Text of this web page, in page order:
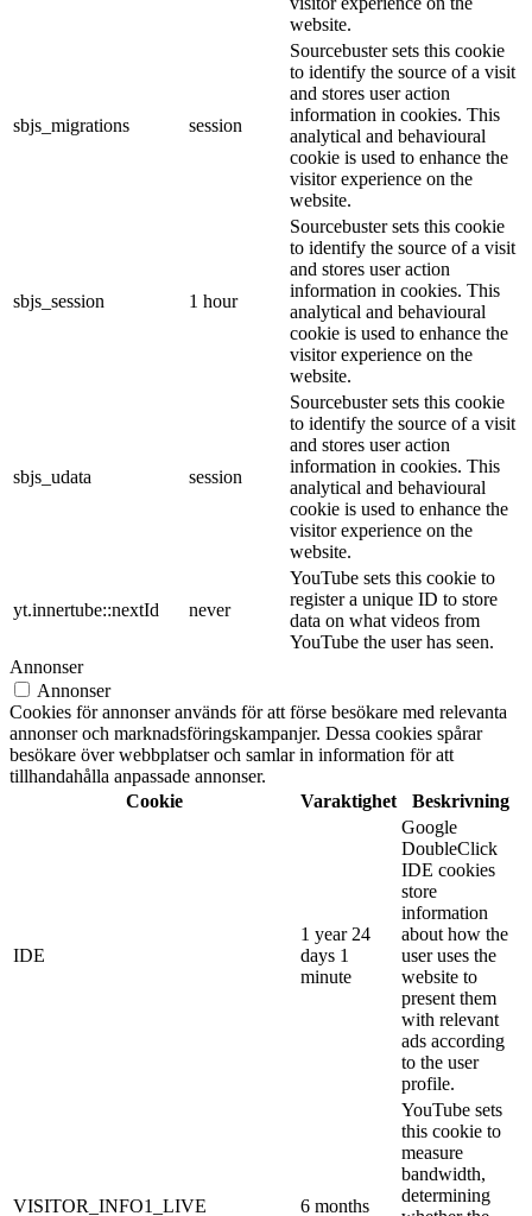
website.
sbjs_migrations session
Sourcebuster sets this cookie
to identify the source of a visit
and stores user action
information in cookies. This
analytical and behavioural
cookie is used to enhance the
visitor experience on the
website.
sbjs_session 1 hour
Sourcebuster sets this cookie
to identify the source of a visit
and stores user action
information in cookies. This
analytical and behavioural
cookie is used to enhance the
visitor experience on the
website.
sbjs_udata session
Sourcebuster sets this cookie
to identify the source of a visit
and stores user action
information in cookies. This
analytical and behavioural
cookie is used to enhance the
visitor experience on the
website.
yt.innertube::nextId never
YouTube sets this cookie to
register a unique ID to store
data on what videos from
YouTube the user has seen.
Annonser
Annonser
Cookies för annonser används för att förse besökare med relevanta
annonser och marknadsföringskampanjer. Dessa cookies spårar
besökare över webbplatser och samlar in information för att
tillhandahålla anpassade annonser.
Cookie
Varaktighet Beskrivning
IDE
1 year 24
days 1
minute
Google
DoubleClick
IDE cookies
store
information
about how the
user uses the
website to
present them
with relevant
ads according
to the user
profile.
VISITOR_INFO1_LIVE 6 months
YouTube sets
this cookie to
measure
bandwidth,
determining